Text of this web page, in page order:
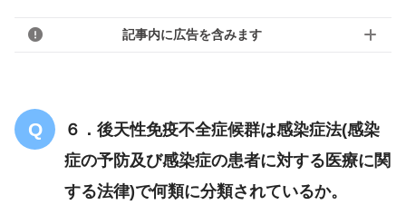
記事内に広告を含みます
６．後天性免疫不全症候群は感染症法(感染
症の予防及び感染症の患者に対する医療に関
する法律)で何類に分類されているか。